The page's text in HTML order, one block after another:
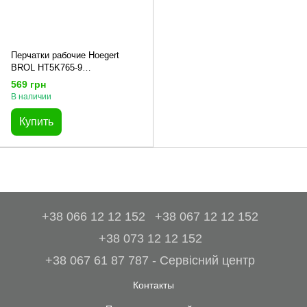
Перчатки рабочие Hoegert
BROL HT5K765-9
антивибрационные с
полиуретановым покрытием
569 грн
В наличии
Купить
+38 066 12 12 152
+38 067 12 12 152
+38 073 12 12 152
+38 067 61 87 787 - Сервісний центр
Контакты